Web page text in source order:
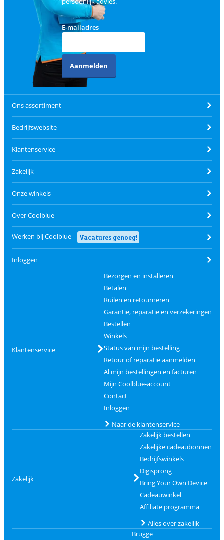
E-mailadres
Aanmelden
Ons assortiment
Bedrijfswebsite
Klantenservice
Zakelijk
Onze winkels
Over Coolblue
Werken bij Coolblue Vacatures genoeg!
Inloggen
Klantenservice
Bezorgen en installeren
Betalen
Ruilen en retourneren
Garantie, reparatie en verzekeringen
Bestellen
Winkels
Status van mijn bestelling
Retour of reparatie aanmelden
Al mijn bestellingen en facturen
Mijn Coolblue-account
Contact
Inloggen
Naar de klantenservice
Zakelijk
Zakelijk bestellen
Zakelijke cadeaubonnen
Bedrijfswinkels
Digisprong
Bring Your Own Device
Cadeauwinkel
Affiliate programma
Alles over zakelijk
Brugge